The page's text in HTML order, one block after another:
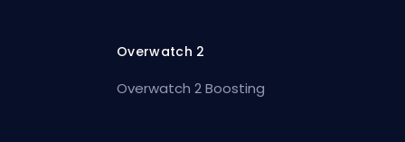
Overwatch 2
Overwatch 2 Boosting